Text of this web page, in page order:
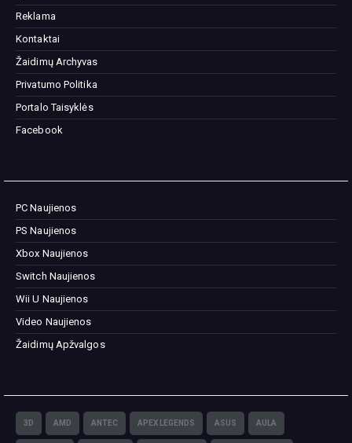
Reklama
Kontaktai
Žaidimų Archyvas
Privatumo Politika
Portalo Taisyklės
Facebook
PC Naujienos
PS Naujienos
Xbox Naujienos
Switch Naujienos
Wii U Naujienos
Video Naujienos
Žaidimų Apžvalgos
3D AMD ANTEC APEX LEGENDS ASUS AULA